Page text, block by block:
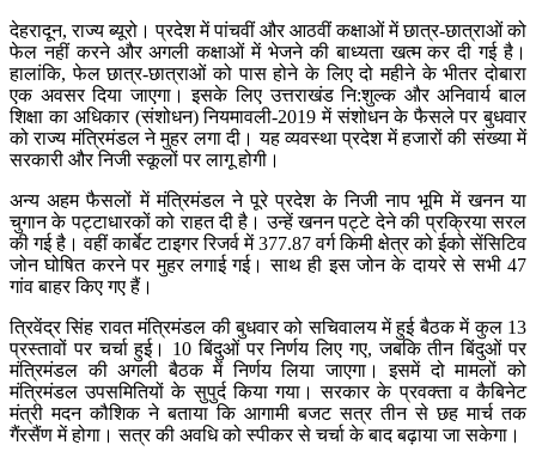
देहरादून, राज्य ब्यूरो। प्रदेश में पांचवीं और आठवीं कक्षाओं में छात्र-छात्राओं को
फेल नहीं करने और अगली कक्षाओं में भेजने की बाध्यता खत्म कर दी गई है।
हालांकि, फेल छात्र-छात्राओं को पास होने के लिए दो महीने के भीतर दोबारा
एक अवसर दिया जाएगा। इसके लिए उत्तराखंड नि:शुल्क और अनिवार्य बाल
शिक्षा का अधिकार (संशोधन) नियमावली-2019 में संशोधन के फैसले पर बुधवार
को राज्य मंत्रिमंडल ने मुहर लगा दी। यह व्यवस्था प्रदेश में हजारों की संख्या में
सरकारी और निजी स्कूलों पर लागू होगी।
अन्य अहम फैसलों में मंत्रिमंडल ने पूरे प्रदेश के निजी नाप भूमि में खनन या
चुगान के पट्टाधारकों को राहत दी है। उन्हें खनन पट्टे देने की प्रक्रिया सरल
की गई है। वहीं कार्बेट टाइगर रिजर्व में 377.87 वर्ग किमी क्षेत्र को ईको सेंसिटिव
जोन घोषित करने पर मुहर लगाई गई। साथ ही इस जोन के दायरे से सभी 47
गांव बाहर किए गए हैं।
त्रिवेंद्र सिंह रावत मंत्रिमंडल की बुधवार को सचिवालय में हुई बैठक में कुल 13
प्रस्तावों पर चर्चा हुई। 10 बिंदुओं पर निर्णय लिए गए, जबकि तीन बिंदुओं पर
मंत्रिमंडल की अगली बैठक में निर्णय लिया जाएगा। इसमें दो मामलों को
मंत्रिमंडल उपसमितियों के सुपुर्द किया गया। सरकार के प्रवक्ता व कैबिनेट
मंत्री मदन कौशिक ने बताया कि आगामी बजट सत्र तीन से छह मार्च तक
गैंरसैंण में होगा। सत्र की अवधि को स्पीकर से चर्चा के बाद बढ़ाया जा सकेगा।